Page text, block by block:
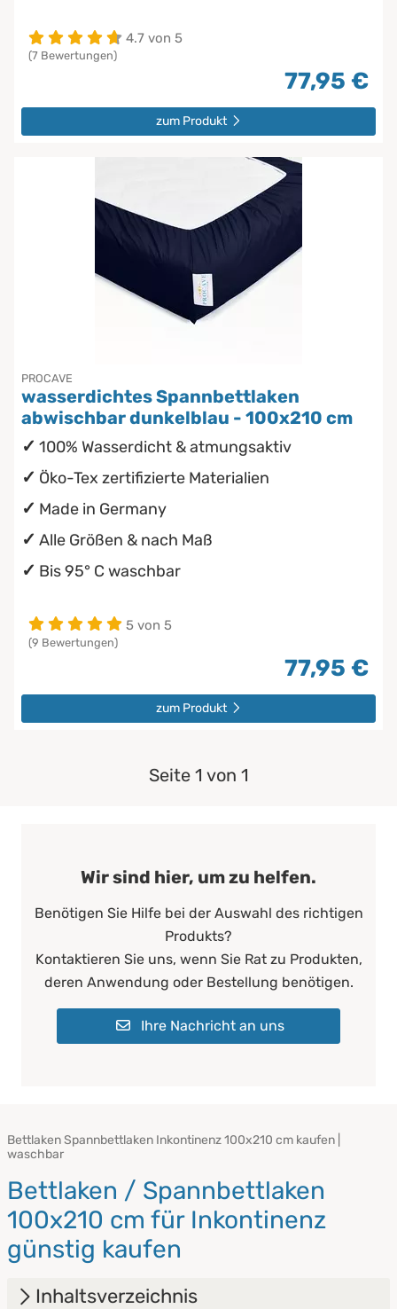
4.7 von 5
(7 Bewertungen)
77,95 €
zum Produkt
PROCAVE
wasserdichtes Spannbettlaken
abwischbar dunkelblau - 100x210 cm
100% Wasserdicht & atmungsaktiv
Öko-Tex zertifizierte Materialien
Made in Germany
Alle Größen & nach Maß
Bis 95° C waschbar
5 von 5
(9 Bewertungen)
77,95 €
zum Produkt
Seite 1 von 1
Wir sind hier, um zu helfen.
Benötigen Sie Hilfe bei der Auswahl des richtigen
Produkts?
Kontaktieren Sie uns, wenn Sie Rat zu Produkten,
deren Anwendung oder Bestellung benötigen.
Ihre Nachricht an uns
Bettlaken Spannbettlaken Inkontinenz 100x210 cm kaufen |
waschbar
Bettlaken / Spannbettlaken
100x210 cm für Inkontinenz
günstig kaufen
Inhaltsverzeichnis